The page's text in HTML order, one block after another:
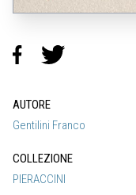
AUTORE
Gentilini Franco
COLLEZIONE
PIERACCINI